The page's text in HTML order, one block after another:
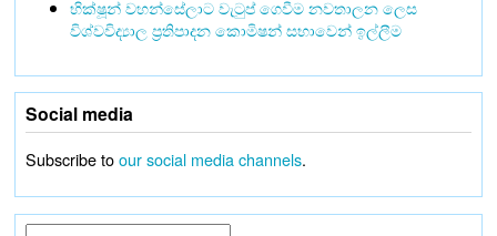
භික්ෂූන් වහන්සේලාට වැටුප් ගෙවීම නවතාලන ලෙස
විශ්වවිද්‍යාල ප්‍රතිපාදන කොමිෂන් සභාවෙන් ඉල්ලීම
Social media
Subscribe toour social media channels.